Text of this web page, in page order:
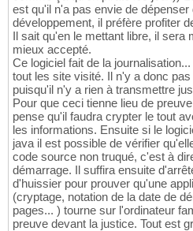
est qu'il n'a pas envie de
développement, il préfère profiter
Il sait qu'en le mettant libre, il sera
mieux accepté.
Ce logiciel fait de la
tout les site visité. Il n'y a donc
puisqu'il n'y a rien à transmettre
Pour que ceci tienne lieu de
pense qu'il faudra crypter le tout
les informations. Ensuite si le
java il est possible de vérifier
code source non truqué, c'est à
démarrage. Il suffira ensuite
d'huissier pour prouver qu'une
(cryptage, notation de la date de
pages... ) tourne sur l'ordinateur
preuve devant la justice. Tout est